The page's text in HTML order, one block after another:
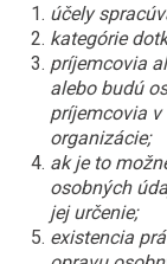
účely
kategórie
príjemcovia
alebo budú
príjemcovia
organizácie;
ak je to
osobných
jej určenie;
existencia